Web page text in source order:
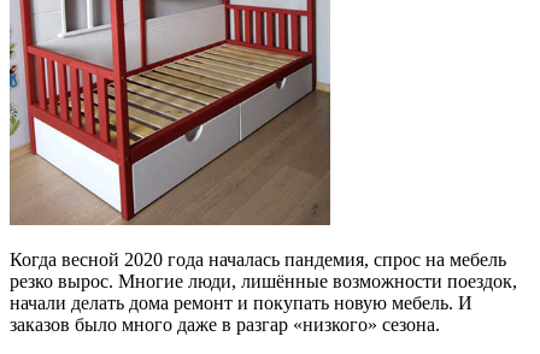
Когда весной 2020 года началась пандемия, спрос на мебель
резко вырос. Многие люди, лишённые возможности поездок,
начали делать дома ремонт и покупать новую мебель. И
заказов было много даже в разгар «низкого» сезона.